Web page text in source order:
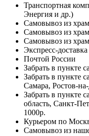
Транспортная
Энергия и др.)
Самовывоз из
Самовывоз из
Самовывоз из
Экспресс-
Почтой России
Забрать в пункте
Забрать в пункте
Самара, Ростов-
Забрать в пункте
область, Санкт-
1000р.
Курьером по
Самовывоз из